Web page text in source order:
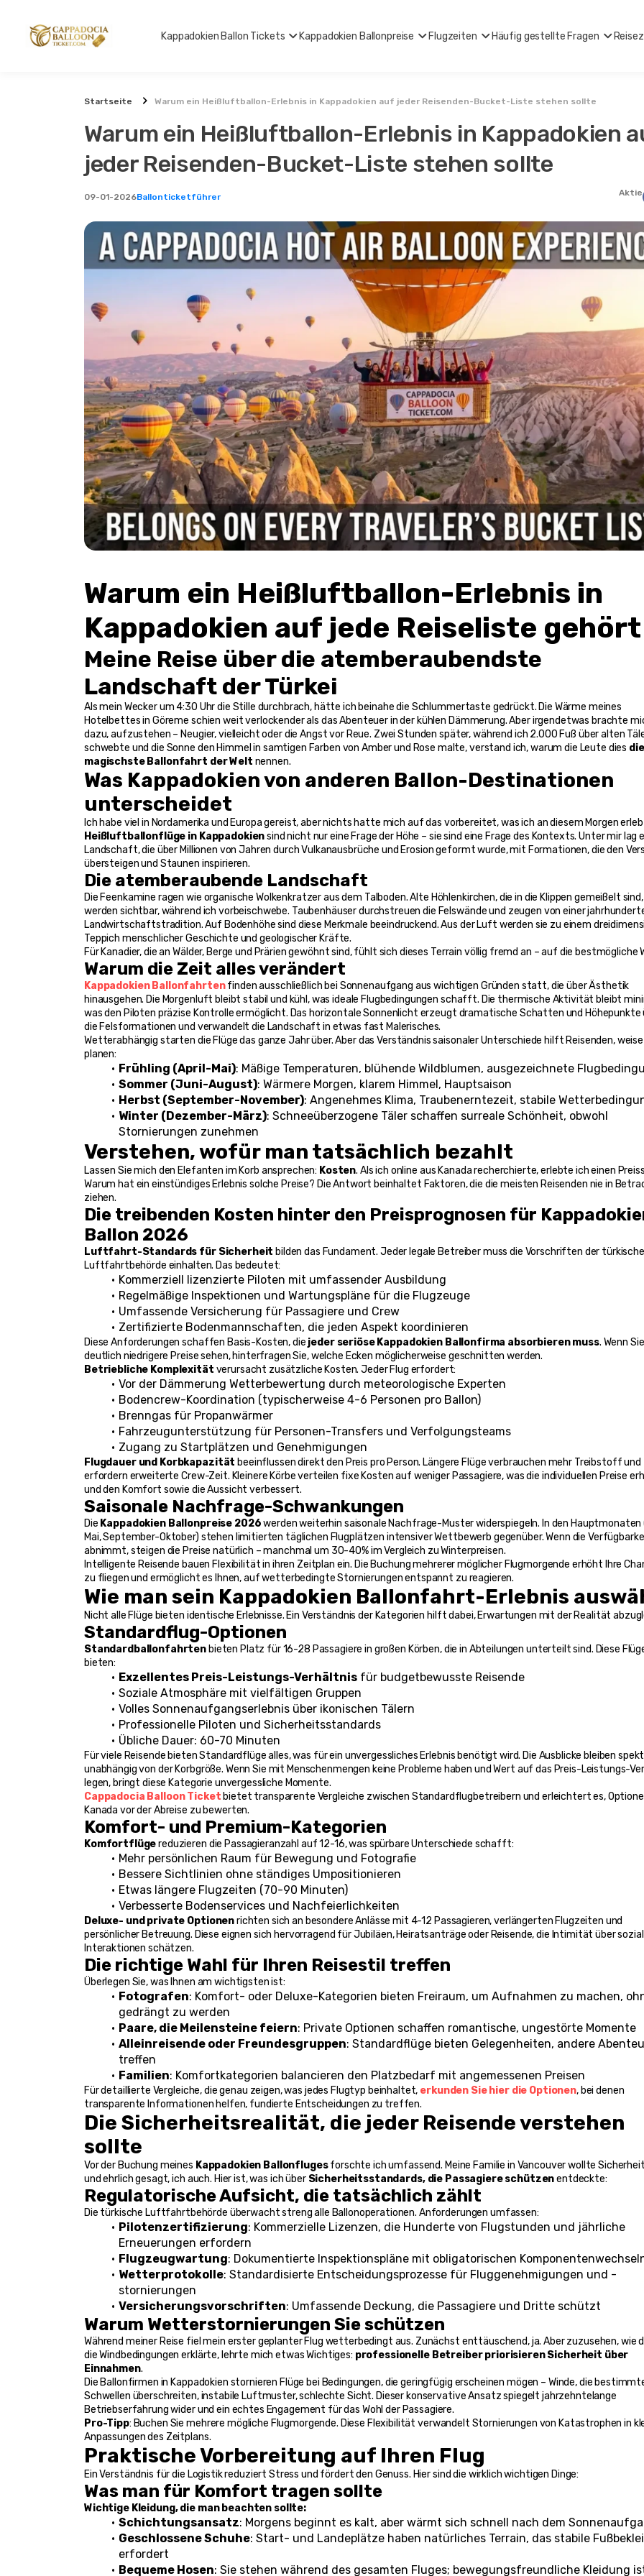
Kappadokien Ballon Tickets Kappadokien Ballonpreise Flugzeiten Häufig gestellte Fragen
Startseite Warum ein Heißluftballon-Erlebnis in Kappadokien auf jeder Reisenden-Bucket-Liste stehen sollte
Warum ein Heißluftballon-Erlebnis in Kappadokien
jeder Reisenden-Bucket-Liste stehen sollte
09-01-2026Ballonticketführer Aktie
Warum ein Heißluftballon-Erlebnis in
Kappadokien auf jede Reiseliste gehört
Meine Reise über die atemberaubendste
Landschaft der Türkei
Als mein Wecker um 4:30 Uhr die Stille durchbrach, hätte ich beinahe die Schlummertaste gedrückt. Die Wärme meines
Hotelbettes in Göreme schien weit verlockender als das Abenteuer in der kühlen Dämmerung. Aber irgendetwas brachte
dazu, aufzustehen – Neugier, vielleicht oder die Angst vor Reue. Zwei Stunden später, während ich 2.000 Fuß über alten
schwebte und die Sonne den Himmel in samtigen Farben von Amber und Rose malte, verstand ich, warum die Leute dies die
magischste Ballonfahrt der Welt nennen.
Was Kappadokien von anderen Ballon-Destinationen
unterscheidet
Heißluftballonflüge in Kappadokien sind nicht nur eine Frage der Höhe – sie sind eine Frage des Kontexts. Unter mir lag
Landschaft, die über Millionen von Jahren durch Vulkanausbrüche und Erosion geformt wurde, mit Formationen, die den
übersteigen und Staunen inspirieren.
Die atemberaubende Landschaft
Die Feenkamine ragen wie organische Wolkenkratzer aus dem Talboden. Alte Höhlenkirchen, die in die Klippen gemeißelt sind,
werden sichtbar, während ich vorbeischwebe. Taubenhäuser durchstreuen die Felswände und zeugen von einer
Landwirtschaftstradition. Auf Bodenhöhe sind diese Merkmale beeindruckend. Aus der Luft werden sie zu einem
Teppich menschlicher Geschichte und geologischer Kräfte.
Für Kanadier, die an Wälder, Berge und Prärien gewöhnt sind, fühlt sich dieses Terrain völlig fremd an – auf die bestmögliche
Warum die Zeit alles verändert
Kappadokien Ballonfahrten finden ausschließlich bei Sonnenaufgang aus wichtigen Gründen statt, die über Ästhetik
hinausgehen. Die Morgenluft bleibt stabil und kühl, was ideale Flugbedingungen schafft. Die thermische Aktivität bleibt
was den Piloten präzise Kontrolle ermöglicht. Das horizontale Sonnenlicht erzeugt dramatische Schatten und Höhepunkte
die Felsformationen und verwandelt die Landschaft in etwas fast Malerisches.
Wetterabhängig starten die Flüge das ganze Jahr über. Aber das Verständnis saisonaler Unterschiede hilft Reisenden,
planen:
Frühling (April-Mai): Mäßige Temperaturen, blühende Wildblumen, ausgezeichnete
Sommer (Juni-August): Wärmere Morgen, klarem Himmel, Hauptsaison
Herbst (September-November): Angenehmes Klima, Traubenerntezeit, stabile
Winter (Dezember-März): Schneeüberzogene Täler schaffen surreale Schönheit, obwohl
Stornierungen zunehmen
Verstehen, wofür man tatsächlich bezahlt
Lassen Sie mich den Elefanten im Korb ansprechen: Kosten. Als ich online aus Kanada recherchierte, erlebte ich einen
Warum hat ein einstündiges Erlebnis solche Preise? Die Antwort beinhaltet Faktoren, die die meisten Reisenden nie in
ziehen.
Die treibenden Kosten hinter den Preisprognosen für
Ballon 2026
Luftfahrt-Standards für Sicherheit bilden das Fundament. Jeder legale Betreiber muss die Vorschriften der
Luftfahrtbehörde einhalten. Das bedeutet:
Kommerziell lizenzierte Piloten mit umfassender Ausbildung
Regelmäßige Inspektionen und Wartungspläne für die Flugzeuge
Umfassende Versicherung für Passagiere und Crew
Zertifizierte Bodenmannschaften, die jeden Aspekt koordinieren
Diese Anforderungen schaffen Basis-Kosten, die jeder seriöse Kappadokien Ballonfirma absorbieren muss. Wenn Sie
deutlich niedrigere Preise sehen, hinterfragen Sie, welche Ecken möglicherweise geschnitten werden.
Betriebliche Komplexität verursacht zusätzliche Kosten. Jeder Flug erfordert:
Vor der Dämmerung Wetterbewertung durch meteorologische Experten
Bodencrew-Koordination (typischerweise 4-6 Personen pro Ballon)
Brenngas für Propanwärmer
Fahrzeugunterstützung für Personen-Transfers und Verfolgungsteams
Zugang zu Startplätzen und Genehmigungen
Flugdauer und Korbkapazität beeinflussen direkt den Preis pro Person. Längere Flüge verbrauchen mehr Treibstoff und
erfordern erweiterte Crew-Zeit. Kleinere Körbe verteilen fixe Kosten auf weniger Passagiere, was die individuellen Preise
und den Komfort sowie die Aussicht verbessert.
Saisonale Nachfrage-Schwankungen
Die Kappadokien Ballonpreise 2026 werden weiterhin saisonale Nachfrage-Muster widerspiegeln. In den Hauptmonaten
Mai, September-Oktober) stehen limitierten täglichen Flugplätzen intensiver Wettbewerb gegenüber. Wenn die
abnimmt, steigen die Preise natürlich – manchmal um 30-40% im Vergleich zu Winterpreisen.
Intelligente Reisende bauen Flexibilität in ihren Zeitplan ein. Die Buchung mehrerer möglicher Flugmorgende erhöht Ihre
zu fliegen und ermöglicht es Ihnen, auf wetterbedingte Stornierungen entspannt zu reagieren.
Wie man sein Kappadokien Ballonfahrt-Erlebnis
Nicht alle Flüge bieten identische Erlebnisse. Ein Verständnis der Kategorien hilft dabei, Erwartungen mit der Realität
Standardflug-Optionen
Standardballonfahrten bieten Platz für 16-28 Passagiere in großen Körben, die in Abteilungen unterteilt sind. Diese
bieten:
Exzellentes Preis-Leistungs-Verhältnis für budgetbewusste Reisende
Soziale Atmosphäre mit vielfältigen Gruppen
Volles Sonnenaufgangserlebnis über ikonischen Tälern
Professionelle Piloten und Sicherheitsstandards
Übliche Dauer: 60-70 Minuten
Für viele Reisende bieten Standardflüge alles, was für ein unvergessliches Erlebnis benötigt wird. Die Ausblicke bleiben
unabhängig von der Korbgröße. Wenn Sie mit Menschenmengen keine Probleme haben und Wert auf das Preis-Leistungs-
legen, bringt diese Kategorie unvergessliche Momente.
Cappadocia Balloon Ticket bietet transparente Vergleiche zwischen Standardflugbetreibern und erleichtert es,
Kanada vor der Abreise zu bewerten.
Komfort- und Premium-Kategorien
Komfortflüge reduzieren die Passagieranzahl auf 12-16, was spürbare Unterschiede schafft:
Mehr persönlichen Raum für Bewegung und Fotografie
Bessere Sichtlinien ohne ständiges Umpositionieren
Etwas längere Flugzeiten (70-90 Minuten)
Verbesserte Bodenservices und Nachfeierlichkeiten
Deluxe- und private Optionen richten sich an besondere Anlässe mit 4-12 Passagieren, verlängerten Flugzeiten und
persönlicher Betreuung. Diese eignen sich hervorragend für Jubiläen, Heiratsanträge oder Reisende, die Intimität über
Interaktionen schätzen.
Die richtige Wahl für Ihren Reisestil treffen
Überlegen Sie, was Ihnen am wichtigsten ist:
Fotografen: Komfort- oder Deluxe-Kategorien bieten Freiraum, um Aufnahmen zu machen,
gedrängt zu werden
Paare, die Meilensteine feiern: Private Optionen schaffen romantische, ungestörte Momente
Alleinreisende oder Freundesgruppen: Standardflüge bieten Gelegenheiten, andere
treffen
Familien: Komfortkategorien balancieren den Platzbedarf mit angemessenen Preisen
Für detaillierte Vergleiche, die genau zeigen, was jedes Flugtyp beinhaltet, erkunden Sie hier die Optionen, bei denen
transparente Informationen helfen, fundierte Entscheidungen zu treffen.
Die Sicherheitsrealität, die jeder Reisende verstehen
sollte
Vor der Buchung meines Kappadokien Ballonfluges forschte ich umfassend. Meine Familie in Vancouver wollte
und ehrlich gesagt, ich auch. Hier ist, was ich über Sicherheitsstandards, die Passagiere schützen entdeckte:
Regulatorische Aufsicht, die tatsächlich zählt
Die türkische Luftfahrtbehörde überwacht streng alle Ballonoperationen. Anforderungen umfassen:
Pilotenzertifizierung: Kommerzielle Lizenzen, die Hunderte von Flugstunden und jährliche
Erneuerungen erfordern
Flugzeugwartung: Dokumentierte Inspektionspläne mit obligatorischen
Wetterprotokolle: Standardisierte Entscheidungsprozesse für Fluggenehmigungen und -
stornierungen
Versicherungsvorschriften: Umfassende Deckung, die Passagiere und Dritte schützt
Warum Wetterstornierungen Sie schützen
Während meiner Reise fiel mein erster geplanter Flug wetterbedingt aus. Zunächst enttäuschend, ja. Aber zuzusehen, wie
die Windbedingungen erklärte, lehrte mich etwas Wichtiges: professionelle Betreiber priorisieren Sicherheit über
Einnahmen.
Die Ballonfirmen in Kappadokien stornieren Flüge bei Bedingungen, die geringfügig erscheinen mögen – Winde, die
Schwellen überschreiten, instabile Luftmuster, schlechte Sicht. Dieser konservative Ansatz spiegelt jahrzehntelange
Betriebserfahrung wider und ein echtes Engagement für das Wohl der Passagiere.
Pro-Tipp: Buchen Sie mehrere mögliche Flugmorgende. Diese Flexibilität verwandelt Stornierungen von Katastrophen in
Anpassungen des Zeitplans.
Praktische Vorbereitung auf Ihren Flug
Ein Verständnis für die Logistik reduziert Stress und fördert den Genuss. Hier sind die wirklich wichtigen Dinge:
Was man für Komfort tragen sollte
Wichtige Kleidung, die man beachten sollte:
Schichtungsansatz: Morgens beginnt es kalt, aber wärmt sich schnell nach dem
Geschlossene Schuhe: Start- und Landeplätze haben natürliches Terrain, das stabile
erfordert
Bequeme Hosen: Sie stehen während des gesamten Fluges; bewegungsfreundliche Kleidung